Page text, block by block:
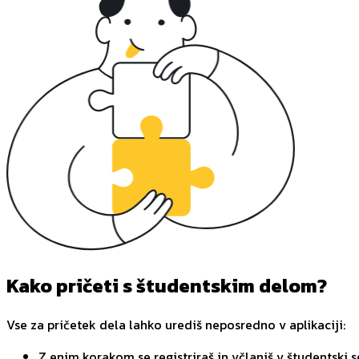
Kako pričeti s študentskim delom?
Vse za pričetek dela lahko urediš neposredno v aplikaciji: